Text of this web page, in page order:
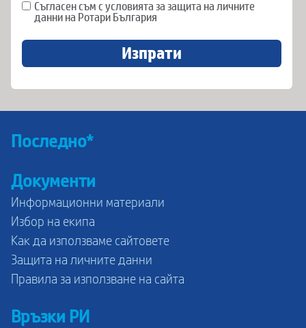
Съгласен съм с условията за защита на личните
данни на Ротари България
Изпрати
Последно*
Документи
Информационни материали
Избор на екипа
Как да използваме сайтовете
Защита на личните данни
Правила за използване на сайта
Връзки РИ